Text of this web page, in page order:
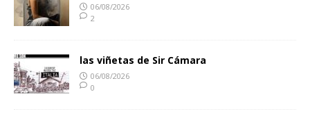
06/08/2026
2
las viñetas de Sir Cámara
06/08/2026
0